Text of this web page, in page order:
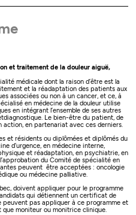
et traitement de la douleur aiguë,
médicale dont la raison d’être est la
et la réadaptation des patients aux
associées ou non à un cancer, et ce, à
en médecine de la douleur utilise
en intégrant l’ensemble de ses autres
Le bien-être du patient, de
action, en partenariat avec ces derniers.
et résidents ou diplômées et diplômés du
d’urgence, en médecine interne,
et réadaptation, en psychiatrie, en
du Comité de spécialité en
peuvent être acceptées : oncologie
ou médecine palliative.
doivent appliquer pour le programme
qui détiennent un certificat de
peuvent pas appliquer à ce programme et
moniteur ou monitrice clinique.